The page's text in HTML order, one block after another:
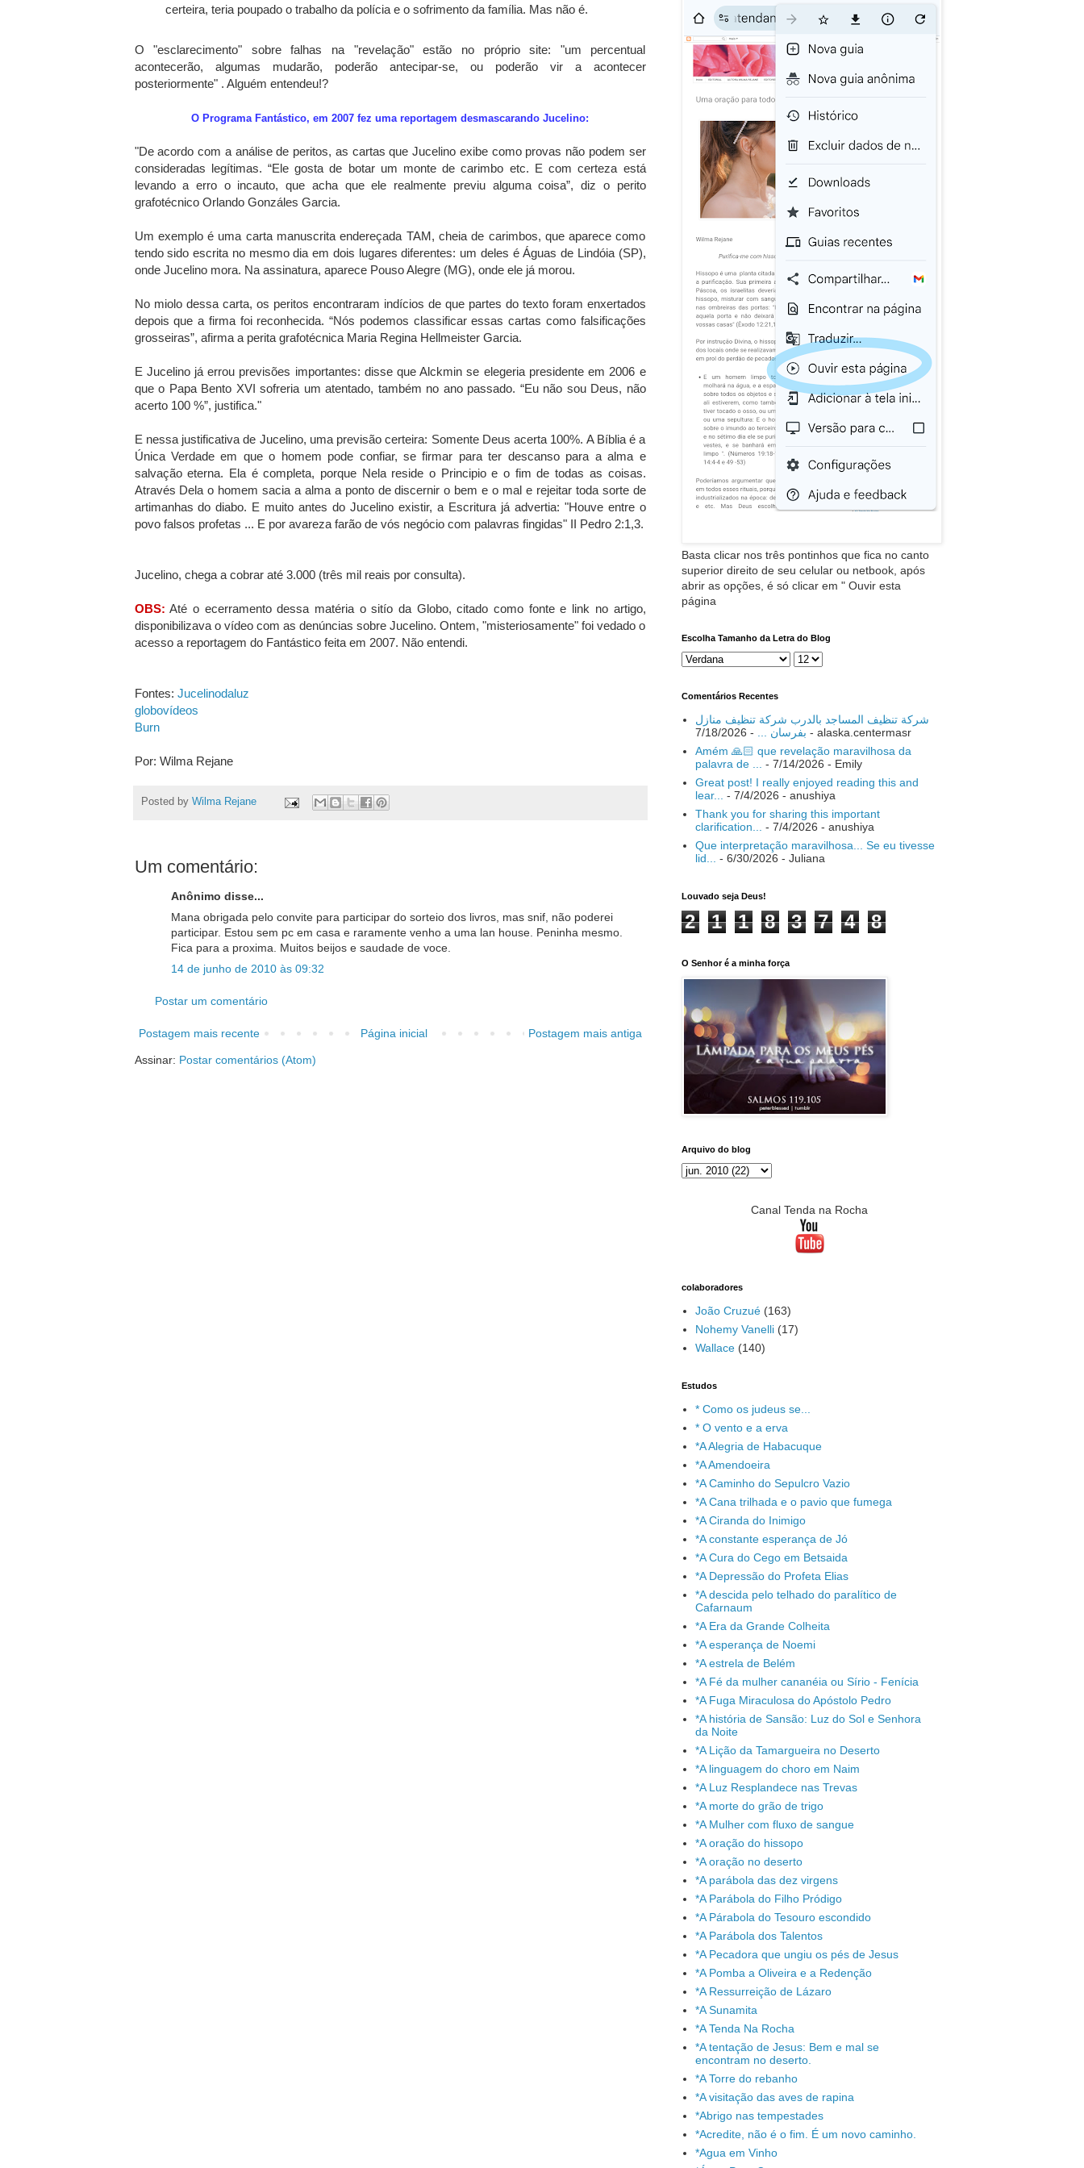
certeira, teria poupado o trabalho da polícia e o sofrimento da família. Mas não é.
O "esclarecimento" sobre falhas na "revelação" estão no próprio site: "um percentual
acontecerão, algumas mudarão, poderão antecipar-se, ou poderão vir a acontecer
posteriormente" . Alguém entendeu!?
O Programa Fantástico, em 2007 fez uma reportagem desmascarando Jucelino:
"De acordo com a análise de peritos, as cartas que Jucelino exibe como provas não podem ser
consideradas legítimas. “Ele gosta de botar um monte de carimbo etc. E com certeza está
levando a erro o incauto, que acha que ele realmente previu alguma coisa”, diz o perito
grafotécnico Orlando Gonzáles Garcia.
Um exemplo é uma carta manuscrita endereçada TAM, cheia de carimbos, que aparece como
tendo sido escrita no mesmo dia em dois lugares diferentes: um deles é Águas de Lindóia (SP),
onde Jucelino mora. Na assinatura, aparece Pouso Alegre (MG), onde ele já morou.
No miolo dessa carta, os peritos encontraram indícios de que partes do texto foram enxertados
depois que a firma foi reconhecida. “Nós podemos classificar essas cartas como falsificações
grosseiras”, afirma a perita grafotécnica Maria Regina Hellmeister Garcia.
E Jucelino já errou previsões importantes: disse que Alckmin se elegeria presidente em 2006 e
que o Papa Bento XVI sofreria um atentado, também no ano passado. “Eu não sou Deus, não
acerto 100 %”, justifica."
E nessa justificativa de Jucelino, uma previsão certeira: Somente Deus acerta 100%. A Bíblia é a
Única Verdade em que o homem pode confiar, se firmar para ter descanso para a alma e
salvação eterna. Ela é completa, porque Nela reside o Principio e o fim de todas as coisas.
Através Dela o homem sacia a alma a ponto de discernir o bem e o mal e rejeitar toda sorte de
artimanhas do diabo. E muito antes do Jucelino existir, a Escritura já advertia: "Houve entre o
povo falsos profetas ... E por avareza farão de vós negócio com palavras fingidas" II Pedro 2:1,3.
Jucelino, chega a cobrar até 3.000 (três mil reais por consulta).
OBS: Até o ecerramento dessa matéria o sitío da Globo, citado como fonte e link no artigo,
disponibilizava o vídeo com as denúncias sobre Jucelino. Ontem, "misteriosamente" foi vedado o
acesso a reportagem do Fantástico feita em 2007. Não entendi.
Fontes: Jucelinodaluz
globovídeos
Burn
Por: Wilma Rejane
Posted by Wilma Rejane
Um comentário:
Anônimo disse...
Mana obrigada pelo convite para participar do sorteio dos livros, mas snif, não poderei
participar. Estou sem pc em casa e raramente venho a uma lan house. Peninha mesmo.
Fica para a proxima. Muitos beijos e saudade de voce.
14 de junho de 2010 às 09:32
Postar um comentário
Postagem mais recente Postagem mais antiga
Página inicial
Assinar: Postar comentários (Atom)
Basta clicar nos três pontinhos que fica no canto
superior direito de seu celular ou netbook, após
abrir as opções, é só clicar em " Ouvir esta
página
Escolha Tamanho da Letra do Blog
Comentários Recentes
شركة تنظيف المساجد بالدرب شركة تنظيف منازل
بفرسان ...
- 7/18/2026
- alaska.centermasr
Amém 🙏🏻 que revelação maravilhosa da
palavra de ...
- 7/14/2026 - Emily
Great post! I really enjoyed reading this and
lear...
- 7/4/2026 - anushiya
Thank you for sharing this important
clarification...
- 7/4/2026 - anushiya
Que interpretação maravilhosa... Se eu tivesse
lid...
- 6/30/2026 - Juliana
Louvado seja Deus!
2 1 1 8 3 7 4 8
O Senhor é a minha força
Arquivo do blog
Canal Tenda na Rocha
colaboradores
João Cruzué (163)
Nohemy Vanelli (17)
Wallace (140)
Estudos
* Como os judeus se...
* O vento e a erva
*A Alegria de Habacuque
*A Amendoeira
*A Caminho do Sepulcro Vazio
*A Cana trilhada e o pavio que fumega
*A Ciranda do Inimigo
*A constante esperança de Jó
*A Cura do Cego em Betsaida
*A Depressão do Profeta Elias
*A descida pelo telhado do paralítico de
Cafarnaum
*A Era da Grande Colheita
*A esperança de Noemi
*A estrela de Belém
*A Fé da mulher cananéia ou Sírio - Fenícia
*A Fuga Miraculosa do Apóstolo Pedro
*A história de Sansão: Luz do Sol e Senhora
da Noite
*A Lição da Tamargueira no Deserto
*A linguagem do choro em Naim
*A Luz Resplandece nas Trevas
*A morte do grão de trigo
*A Mulher com fluxo de sangue
*A oração do hissopo
*A oração no deserto
*A parábola das dez virgens
*A Parábola do Filho Pródigo
*A Párabola do Tesouro escondido
*A Parábola dos Talentos
*A Pecadora que ungiu os pés de Jesus
*A Pomba a Oliveira e a Redenção
*A Ressurreição de Lázaro
*A Sunamita
*A Tenda Na Rocha
*A tentação de Jesus: Bem e mal se
encontram no deserto.
*A Torre do rebanho
*A visitação das aves de rapina
*Abrigo nas tempestades
*Acredite, não é o fim. É um novo caminho.
*Agua em Vinho